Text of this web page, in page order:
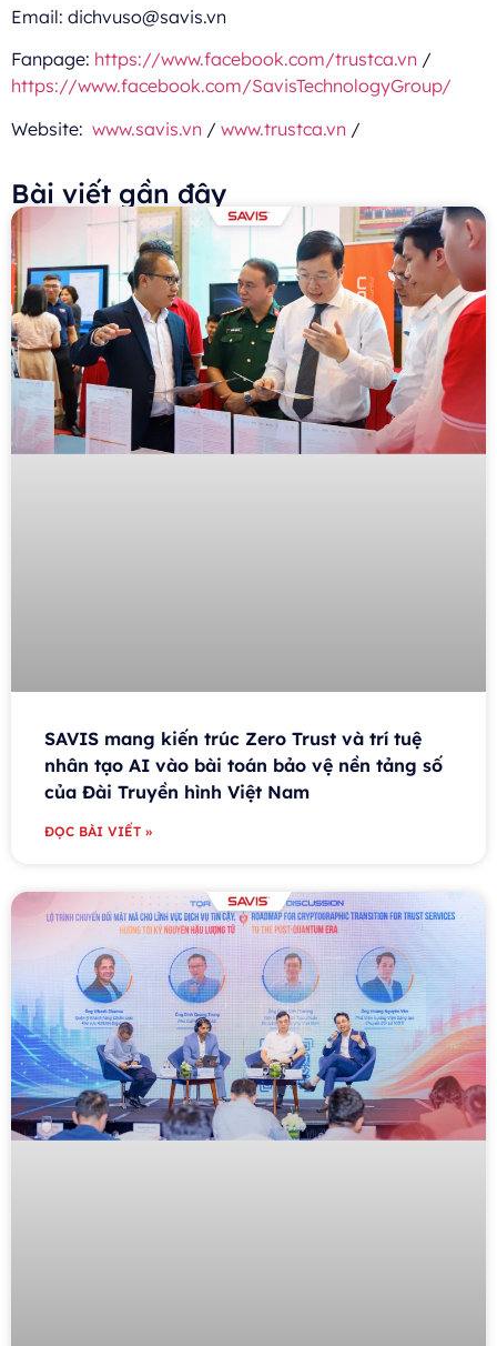
Email: dichvuso@savis.vn
Fanpage: https://www.facebook.com/trustca.vn /
https://www.facebook.com/SavisTechnologyGroup/
Website: www.savis.vn / www.trustca.vn /
Bài viết gần đây
SAVIS mang kiến trúc Zero Trust và trí tuệ
nhân tạo AI vào bài toán bảo vệ nền tảng số
của Đài Truyền hình Việt Nam
ĐỌC BÀI VIẾT »